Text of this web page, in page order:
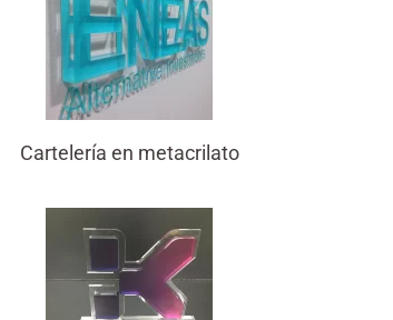
Cartelería en metacrilato